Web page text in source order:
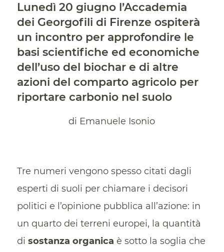
Lunedì 20 giugno l’Accademia
dei Georgofili di Firenze ospiterà
un incontro per approfondire le
basi scientifiche ed economiche
dell’uso del biochar e di altre
azioni del comparto agricolo per
riportare carbonio nel suolo
di Emanuele Isonio
Tre numeri vengono spesso citati dagli
esperti di suoli per chiamare i decisori
politici e l’opinione pubblica all’azione: in
un quarto dei terreni europei, la quantità
di sostanza organica è sotto la soglia che